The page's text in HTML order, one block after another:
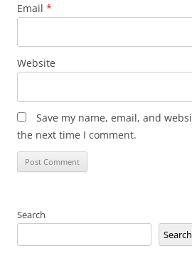
Email *
Website
Save my name, email, and
the next time I comment.
Search
Search